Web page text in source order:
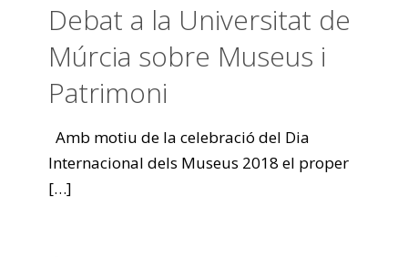
Debat a la Universitat de
Múrcia sobre Museus i
Patrimoni
Amb motiu de la celebració del Dia
Internacional dels Museus 2018 el proper
[…]